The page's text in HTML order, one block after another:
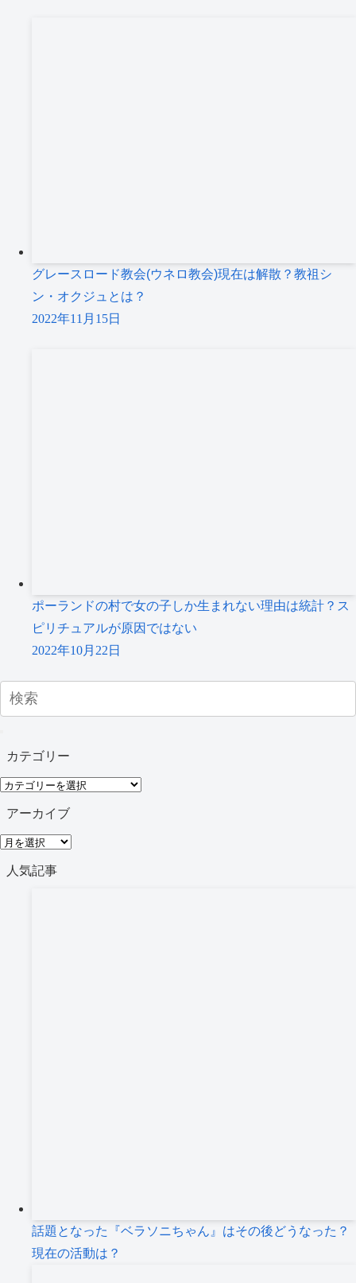
グレースロード教会(ウネロ教会)現在は解散？教祖シ
ン・オクジュとは？
2022年11月15日
ポーランドの村で女の子しか生まれない理由は統計？ス
ピリチュアルが原因ではない
2022年10月22日
カテゴリー
カ
テ
リ
ー
アーカイブ
ア
人気記事
話題となった『ベラソニちゃん』はその後どうなった？
現在の活動は？